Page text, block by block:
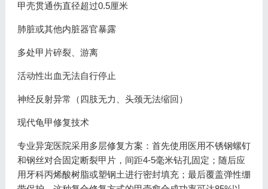
甲壳贯通伤直径超过0.5厘米
肺脏或其他内脏器官暴露
多处甲片碎裂、游离
活动性出血无法自行停止
神经反射异常（四肢无力、头颈无法缩回）
现代龟甲修复技术
专业异宠医院采用多层修复方案：首先使用医用不锈钢螺钉
和钢丝对合固定断裂甲片，间距4-5毫米钻孔固定；随后应
用牙科丙烯酸树脂或塑钢土进行密封填充；最后覆盖弹性绷